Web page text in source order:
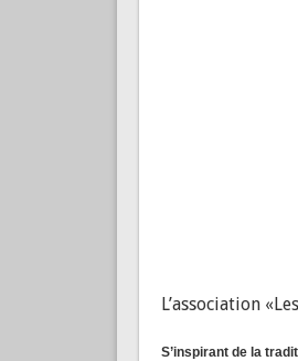
L’association
S’inspirant de la